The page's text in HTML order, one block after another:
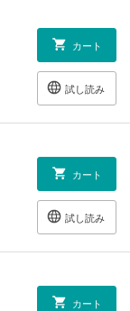
カート
試し読み
カート
試し読み
カート